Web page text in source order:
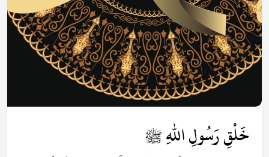
خَلْقِ رَسُولِ اللهِ ﷺ